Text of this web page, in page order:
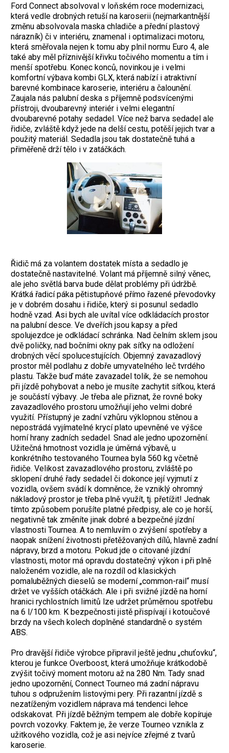
Ford Connect absolvoval v loňském roce modernizaci,
která vedle drobných retuší na karoserii (nejmarkantnější
změnu absolvovala maska chladiče a přední plastový
nárazník) či v interiéru, znamenal i optimalizaci motoru,
která směřovala nejen k tomu aby plnil normu Euro 4, ale
také aby měl příznivější křivku točivého momentu a tím i
menší spotřebu. Konec konců, novinkou je i velmi
komfortní výbava kombi GLX, která nabízí i atraktivní
barevné kombinace karoserie, interiéru a čalounění.
Zaujala nás palubní deska s příjemně podsvícenými
přístroji, dvoubarevný interiér i velmi elegantní
dvoubarevné potahy sedadel. Více než barva sedadel ale
řidiče, zvláště když jede na delší cestu, potěší jejich tvar a
použitý materiál. Sedadla jsou tak dostatečně tuhá a
přiměřeně drží tělo i v zatáčkách.
Řidič má za volantem dostatek místa a sedadlo je
dostatečně nastavitelné. Volant má příjemně silný věnec,
ale jeho světlá barva bude dělat problémy při údržbě.
Krátká řadicí páka pětistupňové přímo řazené převodovky
je v dobrém dosahu i řidiče, který si posunul sedadlo
hodně vzad. Asi bych ale uvítal více odkládacích prostor
na palubní desce. Ve dveřích jsou kapsy a před
spolujezdce je odkládací schránka. Nad čelním sklem jsou
dvě poličky, nad bočními okny pak síťky na odložení
drobných věcí spolucestujících. Objemný zavazadlový
prostor měl podlahu z dobře umyvatelného leč tvrdého
plastu. Takže buď máte zavazadel tolik, že se nemohou
při jízdě pohybovat a nebo je musíte zachytit síťkou, která
je součástí výbavy. Je třeba ale přiznat, že rovné boky
zavazadlového prostoru umožňují jeho velmi dobré
využití. Přístupný je zadní vzhůru výklopnou stěnou a
nepostrádá vyjímatelné krycí plato upevněné ve výšce
horní hrany zadních sedadel. Snad ale jedno upozornění.
Užitečná hmotnost vozidla je úměrná výbavě, u
konkrétního testovaného Tournea byla 560 kg včetně
řidiče. Velikost zavazadlového prostoru, zvláště po
sklopení druhé řady sedadel či dokonce její vyjmutí z
vozidla, ovšem svádí k domněnce, že vzniklý ohromný
nákladový prostor je třeba plně využít, tj. přetížit! Jednak
tímto způsobem porušíte platné předpisy, ale co je horší,
negativně tak změníte jinak dobré a bezpečné jízdní
vlastnosti Tournea. A to nemluvím o zvýšení spotřeby a
naopak snížení životnosti přetěžovaných dílů, hlavně zadní
nápravy, brzd a motoru. Pokud jde o citované jízdní
vlastnosti, motor má opravdu dostatečný výkon i při plně
naloženém vozidle, ale na rozdíl od klasických
pomaluběžných dieselů se moderní „common-rail“ musí
držet ve vyšších otáčkách. Ale i při svižné jízdě na horní
hranici rychlostních limitů lze udržet průměrnou spotřebu
na 6 l/100 km. K bezpečnosti jistě přispívají i kotoučové
brzdy na všech kolech doplněné standardně o systém
ABS.
Pro dravější řidiče výrobce připravil ještě jednu „chuťovku“,
kterou je funkce Overboost, která umožňuje krátkodobě
zvýšit točivý moment motoru až na 280 Nm. Tady snad
jedno upozornění, Connect Tourneo má zadní nápravu
tuhou s odpružením listovými pery. Při razantní jízdě s
nezatíženým vozidlem náprava má tendenci lehce
odskakovat. Při jízdě běžným tempem ale dobře kopíruje
povrch vozovky. Faktem je, že verze Tourneo vznikla z
užitkového vozidla, což je asi nejvíce zřejmé z tvarů
karoserie.